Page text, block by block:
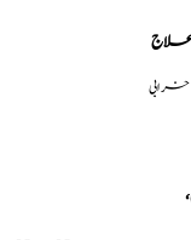
علاج
خرابی